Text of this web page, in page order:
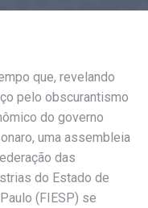
que, revelando
pelo obscurantismo
do governo
uma assembleia
das
do Estado de
(FIESP) se